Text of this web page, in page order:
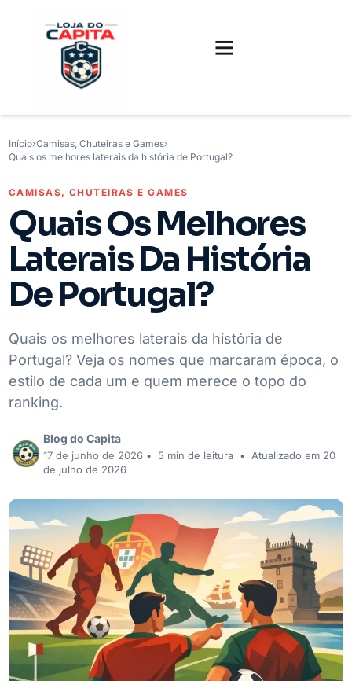
Início›Camisas, Chuteiras e Games›
Quais os melhores laterais da história de Portugal?
CAMISAS, CHUTEIRAS E GAMES
Quais Os Melhores
Laterais Da História
De Portugal?
Quais os melhores laterais da história de
Portugal? Veja os nomes que marcaram época, o
estilo de cada um e quem merece o topo do
ranking.
Blog do Capita
17 de junho de 2026 • 5 min de leitura •
Atualizado em 20
de julho de 2026